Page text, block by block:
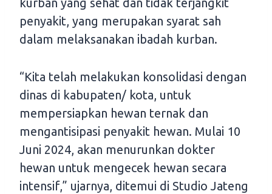
penyakit, yang merupakan syarat sah
dalam melaksanakan ibadah kurban.
“Kita telah melakukan konsolidasi dengan
dinas di kabupaten/ kota, untuk
mempersiapkan hewan ternak dan
mengantisipasi penyakit hewan. Mulai 10
Juni 2024, akan menurunkan dokter
hewan untuk mengecek hewan secara
intensif,” ujarnya, ditemui di Studio Jateng